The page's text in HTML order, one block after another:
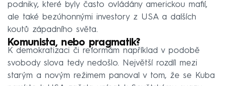
podniky, které byly často ovládány americkou mafií,
ale také bezúhonnými investory z USA a dalších
koutů západního světa.
Komunista, nebo pragmatik?
K demokratizaci či reformám například v podobě
svobody slova tedy nedošlo. Největší rozdíl mezi
starým a novým režimem panoval v tom, že se Kuba